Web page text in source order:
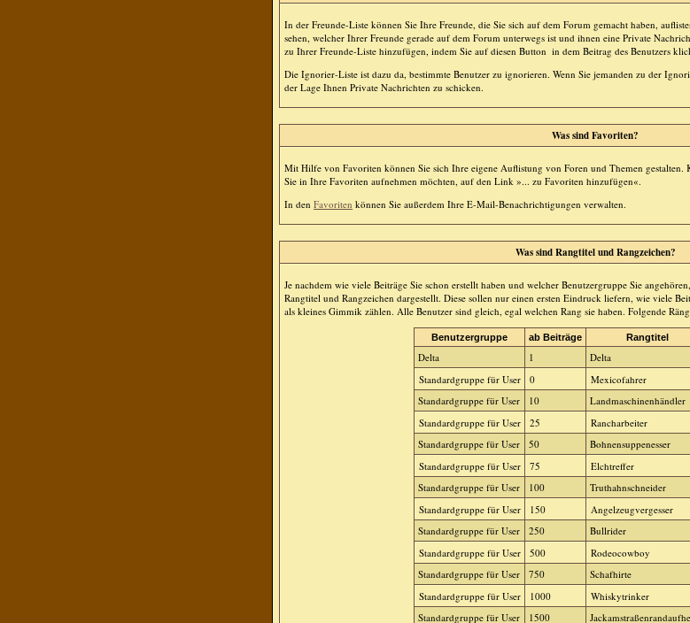
In der Freunde-Liste können Sie Ihre Freunde, die Sie sich auf dem Forum gemacht haben,
sehen, welcher Ihrer Freunde gerade auf dem Forum unterwegs ist und ihnen eine Private
zu Ihrer Freunde-Liste hinzufügen, indem Sie auf diesen Button in dem Beitrag des Benutzers
Die Ignorier-Liste ist dazu da, bestimmte Benutzer zu ignorieren. Wenn Sie jemanden zu der
der Lage Ihnen Private Nachrichten zu schicken.
Was sind Favoriten?
Mit Hilfe von Favoriten können Sie sich Ihre eigene Auflistung von Foren und Themen gestalten.
Sie in Ihre Favoriten aufnehmen möchten, auf den Link »... zu Favoriten hinzufügen«.
In den Favoriten können Sie außerdem Ihre E-Mail-Benachrichtigungen verwalten.
Was sind Rangtitel und Rangzeichen?
Je nachdem wie viele Beiträge Sie schon erstellt haben und welcher Benutzergruppe Sie
Rangtitel und Rangzeichen dargestellt. Diese sollen nur einen ersten Eindruck liefern, wie viele
als kleines Gimmik zählen. Alle Benutzer sind gleich, egal welchen Rang sie haben. Folgende
Benutzergruppe ab Beiträge Rangtitel
Delta 1
Delta
Standardgruppe für User
0
Mexicofahrer
Standardgruppe für User
10
Landmaschinenhändler
Standardgruppe für User
25
Rancharbeiter
Standardgruppe für User
50
Bohnensuppenesser
Standardgruppe für User
75
Elchtreffer
Standardgruppe für User
100
Truthahnschneider
Standardgruppe für User
150
Angelzeugvergesser
Standardgruppe für User
250
Bullrider
Standardgruppe für User
500
Rodeocowboy
Standardgruppe für User
750
Schafhirte
Standardgruppe für User
1000
Whiskytrinker
Standardgruppe für User
1500